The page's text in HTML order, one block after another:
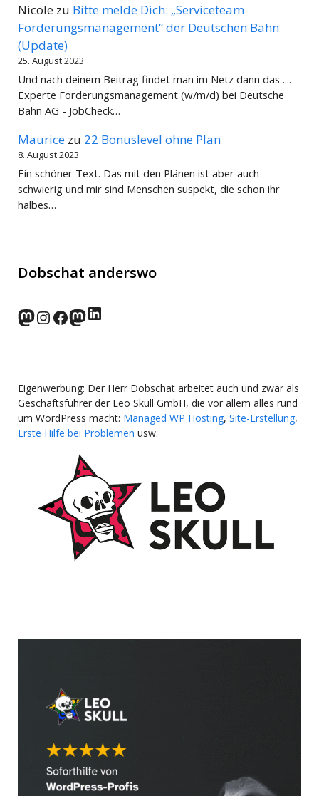
Nicole zu Bitte melde Dich: „Serviceteam
Forderungsmanagement“ der Deutschen Bahn
(Update)
25. August 2023
Und nach deinem Beitrag findet man im Netz dann das ....
Experte Forderungsmanagement (w/m/d) bei Deutsche
Bahn AG - JobCheck…
Maurice zu 22 Bonuslevel ohne Plan
8. August 2023
Ein schöner Text. Das mit den Plänen ist aber auch
schwierig und mir sind Menschen suspekt, die schon ihr
halbes…
Dobschat anderswo
norden.social
Instagram
Facebook
wp-punks.social
LinkedIn
Eigenwerbung: Der Herr Dobschat arbeitet auch und zwar als
Geschäftsführer der Leo Skull GmbH, die vor allem alles rund
um WordPress macht: Managed WP Hosting, Site-Erstellung,
Erste Hilfe bei Problemen usw.